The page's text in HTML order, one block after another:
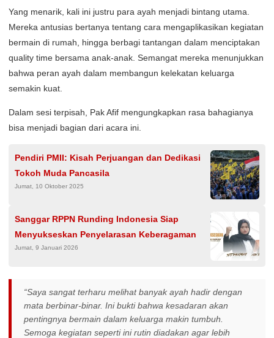
Yang menarik, kali ini justru para ayah menjadi bintang utama.
Mereka antusias bertanya tentang cara mengaplikasikan kegiatan
bermain di rumah, hingga berbagi tantangan dalam menciptakan
quality time bersama anak-anak. Semangat mereka menunjukkan
bahwa peran ayah dalam membangun kelekatan keluarga
semakin kuat.
Dalam sesi terpisah, Pak Afif mengungkapkan rasa bahagianya
bisa menjadi bagian dari acara ini.
Pendiri PMII: Kisah Perjuangan dan Dedikasi
Tokoh Muda Pancasila
Jumat, 10 Oktober 2025
Sanggar RPPN Runding Indonesia Siap
Menyukseskan Penyelarasan Keberagaman
Jumat, 9 Januari 2026
“Saya sangat terharu melihat banyak ayah hadir dengan
mata berbinar-binar. Ini bukti bahwa kesadaran akan
pentingnya bermain dalam keluarga makin tumbuh.
Semoga kegiatan seperti ini rutin diadakan agar lebih